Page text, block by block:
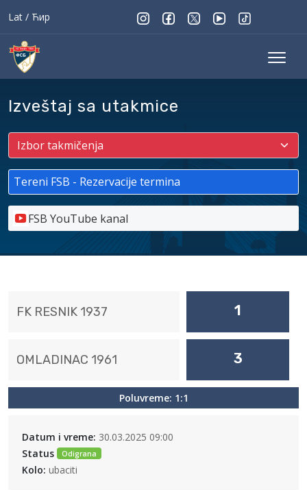
Lat / Ћир
Izveštaj sa utakmice
Tereni FSB - Rezervacije termina
FSB YouTube kanal
FK RESNIK 1937 1
OMLADINAC 1961 3
Poluvreme: 1:1
Datum i vreme: 30.03.2025 09:00
Status
Odigrana
Kolo: ubaciti